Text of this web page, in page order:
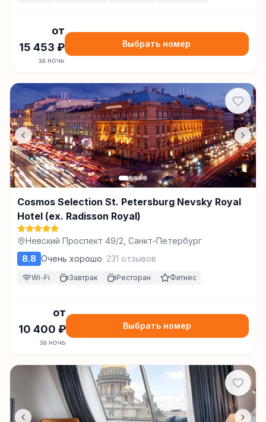
от
15 453 ₽
за ночь
Выбрать номер
Cosmos Selection St. Petersburg Nevsky Royal
Hotel (ex. Radisson Royal)
Невский Проспект 49/2, Санкт-Петербург
8.8 Очень хорошо· 231 отзывов
Wi-Fi Завтрак Ресторан Фитнес
от
10 400 ₽
за ночь
Выбрать номер